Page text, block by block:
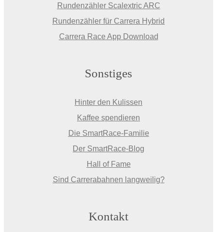
Rundenzähler Scalextric ARC
Rundenzähler für Carrera Hybrid
Carrera Race App Download
Sonstiges
Hinter den Kulissen
Kaffee spendieren
Die SmartRace-Familie
Der SmartRace-Blog
Hall of Fame
Sind Carrerabahnen langweilig?
Kontakt